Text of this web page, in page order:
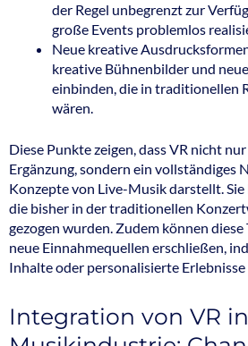
der Regel unbegrenzt zur
große Events problemlos
Neue kreative
kreative Bühnenbilder und
einbinden, die in traditionellen
wären.
Diese Punkte zeigen, dass VR nicht
Ergänzung, sondern ein vollständiges
Konzepte von Live-Musik darstellt.
die bisher in der traditionellen
gezogen wurden. Zudem können diese
neue Einnahmequellen erschließen,
Inhalte oder personalisierte
Integration von VR